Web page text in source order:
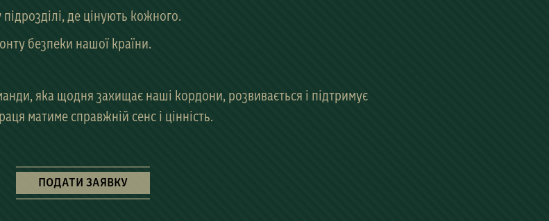
де цінують кожного.
безпеки нашої країни.
яка щодня захищає наші кордони, розвивається і підтримує
матиме справжній сенс і цінність.
ПОДАТИ ЗАЯВКУ